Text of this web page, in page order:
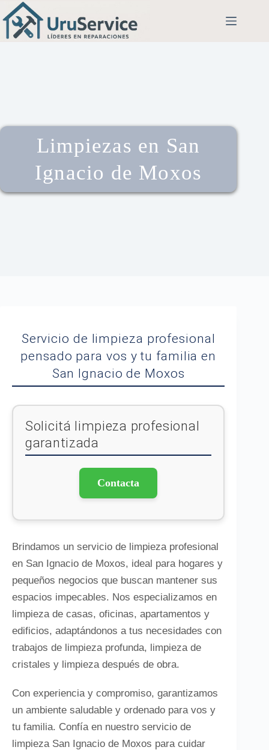
Limpiezas en San
Ignacio de Moxos
Servicio de limpieza profesional
pensado para vos y tu familia en
San Ignacio de Moxos
Solicitá limpieza profesional
garantizada
Contacta
Brindamos un servicio de limpieza profesional
en San Ignacio de Moxos, ideal para hogares y
pequeños negocios que buscan mantener sus
espacios impecables. Nos especializamos en
limpieza de casas, oficinas, apartamentos y
edificios, adaptándonos a tus necesidades con
trabajos de limpieza profunda, limpieza de
cristales y limpieza después de obra.
Con experiencia y compromiso, garantizamos
un ambiente saludable y ordenado para vos y
tu familia. Confía en nuestro servicio de
limpieza San Ignacio de Moxos para cuidar